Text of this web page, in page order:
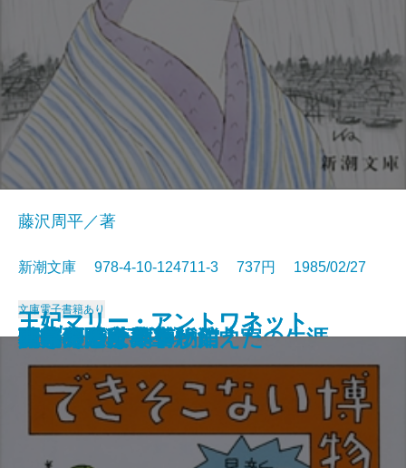
錦繍
天北原野〔上〕
天北原野〔下〕
バッハ―カラー版作曲家の生涯―
王妃マリー・アントワネット
〔上〕
王妃マリー・アントワネット
〔下〕
破船
もう一つの出会い
あほうがらす
驟り雨
藤沢周平／著
新潮文庫 978-4-10-124711-3 737円 1985/02/27
文庫電子書籍あり
できそこない博物館
キャリー
夜光の階段〔上〕
夜光の階段〔下〕
ミステリー列車が消えた
鹿鳴館
真昼の悪魔
私の美の世界
日本のたくみ
開幕ベルは華やかに